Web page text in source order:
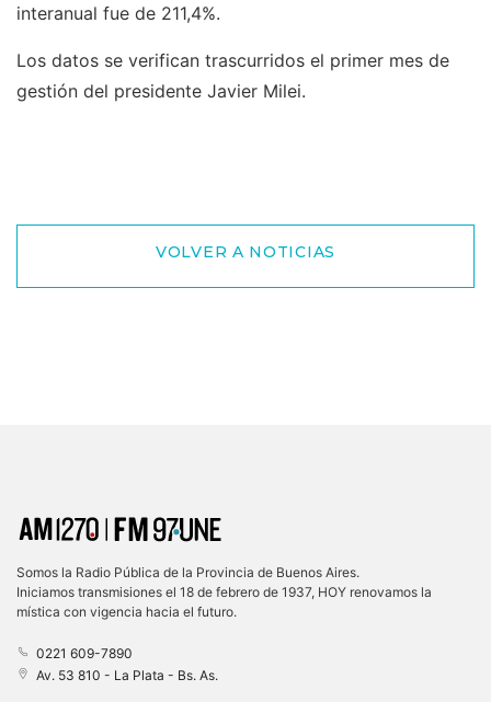
interanual fue de 211,4%.
Los datos se verifican trascurridos el primer mes de
gestión del presidente Javier Milei.
VOLVER A NOTICIAS
Somos la Radio Pública de la Provincia de Buenos Aires.
Iniciamos transmisiones el 18 de febrero de 1937, HOY renovamos la
mística con vigencia hacia el futuro.
0221 609-7890
Av. 53 810 - La Plata - Bs. As.